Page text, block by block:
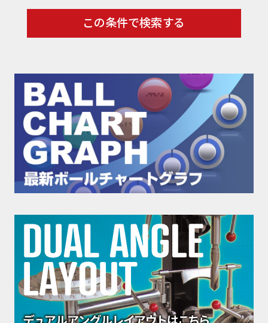
この条件で検索する